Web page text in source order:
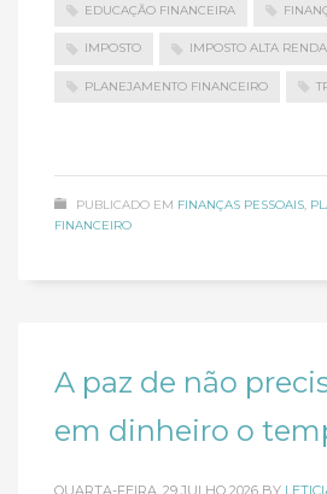
EDUCAÇÃO FINANCEIRA
IMPOSTO IMPOSTO ALTA RENDA
PLANEJAMENTO FINANCEIRO
PUBLICADO EM FINANÇAS PESSOAIS,
FINANCEIRO
A paz de não
em dinheiro o
QUARTA-FEIRA, 29 JULHO 2026 BY